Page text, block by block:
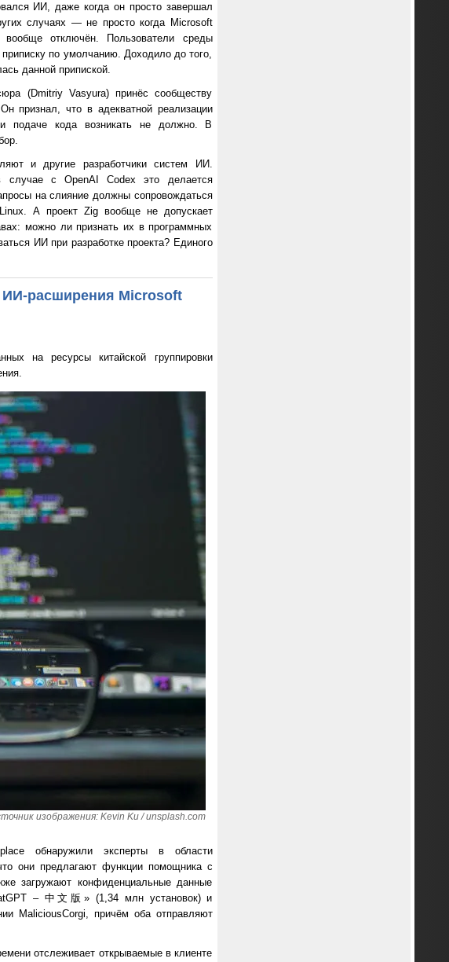
ИИ, даже когда он просто завершал
случаях — не просто когда Microsoft
отключён. Пользователи среды
по умолчанию. Доходило до того,
данной припиской.
(Dmitriy Vasyura) принёс сообществу
признал, что в адекватной реализации
подаче кода возникать не должно. В
и другие разработчики систем ИИ.
случае с OpenAI Codex это делается
на слияние должны сопровождаться
А проект Zig вообще не допускает
можно ли признать их в программных
ИИ при разработке проекта? Единого
ИИ-расширения Microsoft
на ресурсы китайской группировки
изображения: Kevin Ku / unsplash.com
обнаружили эксперты в области
они предлагают функции помощника с
загружают конфиденциальные данные
– 中文版» (1,34 млн установок) и
MaliciousCorgi, причём оба отправляют
отслеживает открываемые в клиенте